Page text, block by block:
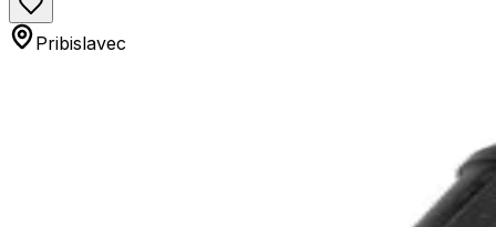
Pribislavec